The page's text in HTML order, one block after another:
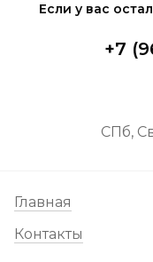
Главная
Контакты
Если у вас
+7
СПб,